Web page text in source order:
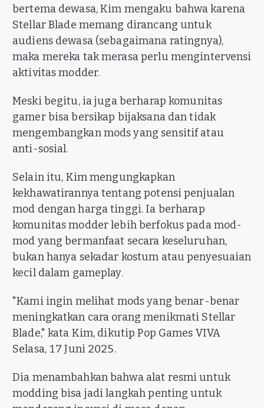
bertema dewasa, Kim mengaku bahwa karena
Stellar Blade memang dirancang untuk
audiens dewasa (sebagaimana ratingnya),
maka mereka tak merasa perlu mengintervensi
aktivitas modder.
Meski begitu, ia juga berharap komunitas
gamer bisa bersikap bijaksana dan tidak
mengembangkan mods yang sensitif atau
anti-sosial.
Selain itu, Kim mengungkapkan
kekhawatirannya tentang potensi penjualan
mod dengan harga tinggi. Ia berharap
komunitas modder lebih berfokus pada mod-
mod yang bermanfaat secara keseluruhan,
bukan hanya sekadar kostum atau penyesuaian
kecil dalam gameplay.
"Kami ingin melihat mods yang benar-benar
meningkatkan cara orang menikmati Stellar
Blade," kata Kim, dikutip Pop Games VIVA
Selasa, 17 Juni 2025.
Dia menambahkan bahwa alat resmi untuk
modding bisa jadi langkah penting untuk